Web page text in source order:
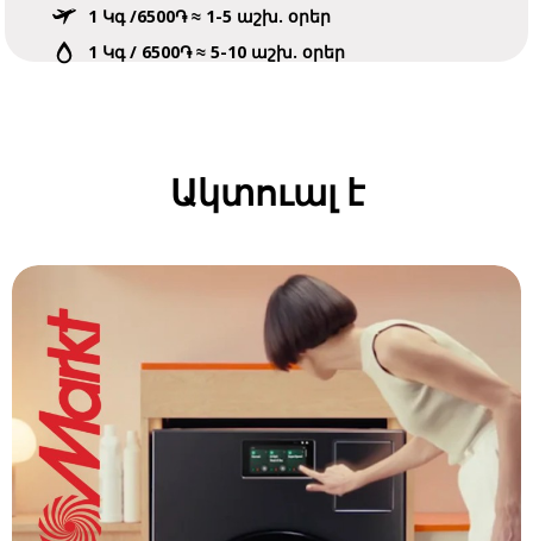
1 Կգ /6500֏ ≈ 1-5 աշխ. օրեր
1 Կգ / 6500֏ ≈ 5-10 աշխ. օրեր
Ակտուալ է